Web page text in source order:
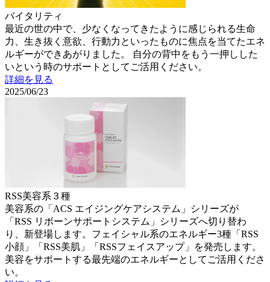
バイタリティ
最近の世の中で、少なくなってきたように感じられる生命
力、生き抜く意欲、行動力といったものに焦点を当てたエネ
ルギーができあがりました。 自分の背中をもう一押しした
いという時のサポートとしてご活用ください。
詳細を見る
2025/06/23
RSS美容系３種
美容系の「ACS エイジングケアシステム」シリーズが
「RSS リボーンサポートシステム」シリーズへ切り替わ
り、新登場します。フェイシャル系のエネルギー3種「RSS
小顔」「RSS美肌」「RSSフェイスアップ」を発売します。
美容をサポートする最先端のエネルギーとしてご活用くださ
い。